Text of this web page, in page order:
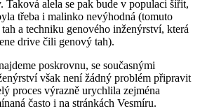
Taková alela se pak bude v populaci šířit,
třeba i malinko nevýhodná (tomuto
a techniku genového inženýrství, která
drive čili genový tah).
poskrovnu, se současnými
však není žádný problém připravit
proces výrazně urychlila zejména
často i na stránkách Vesmíru.